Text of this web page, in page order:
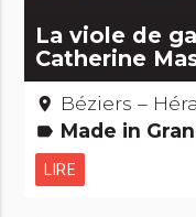
La viole de
Catherine
place Béziers –
label Made in Grand
LIRE